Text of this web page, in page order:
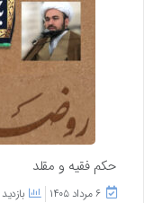
حکم فقیه و مقلد
۶ مرداد ۱۴۰۵ بازدید : 103